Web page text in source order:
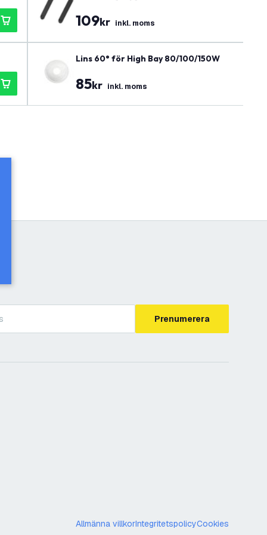
109kr inkl. moms
Lins 60° för High Bay 80/100/150W
85kr inkl. moms
Prenumerera
Allmänna villkorIntegritetspolicyCookies